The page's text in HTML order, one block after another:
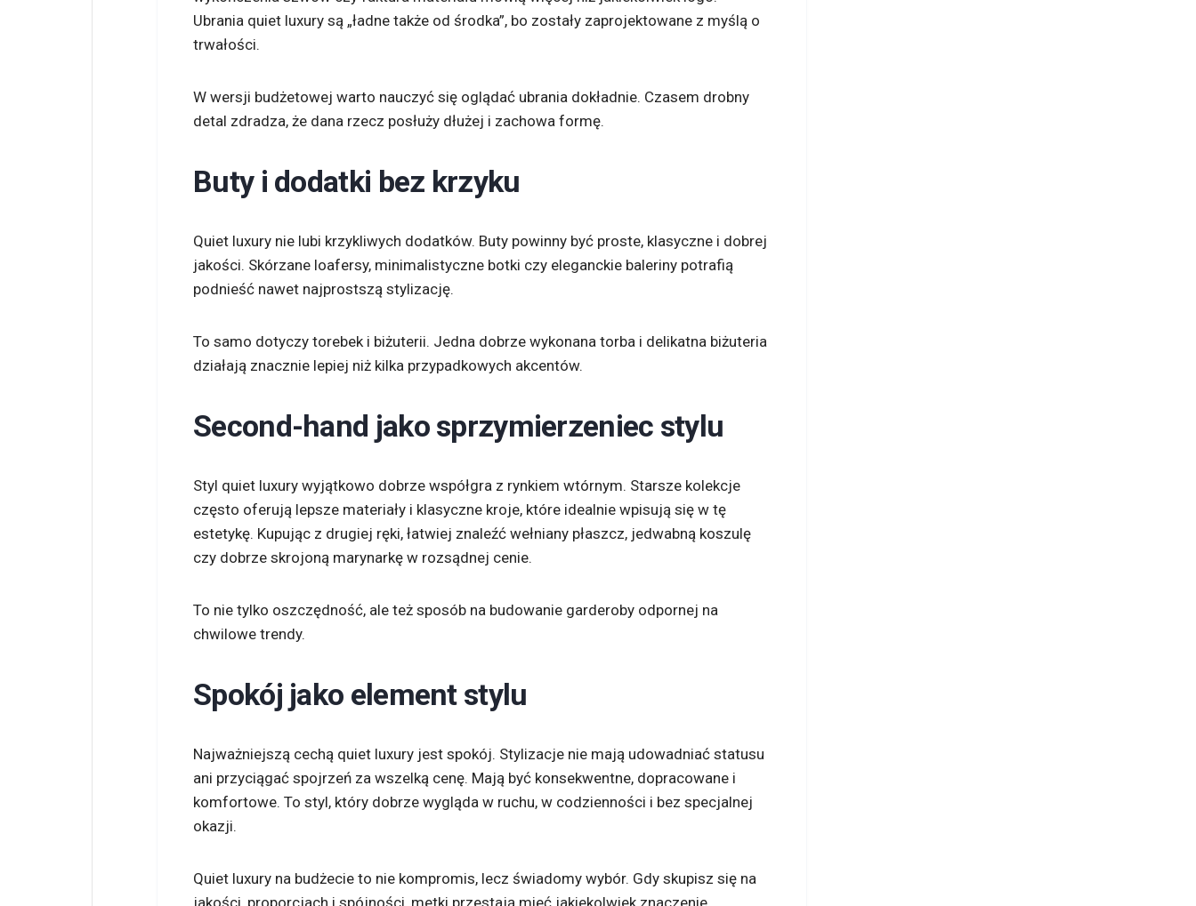
Ubrania quiet luxury są „ładne także od środka”, bo zostały zaprojektowane z myślą o
trwałości.
W wersji budżetowej warto nauczyć się oglądać ubrania dokładnie. Czasem drobny
detal zdradza, że dana rzecz posłuży dłużej i zachowa formę.
Buty i dodatki bez krzyku
Quiet luxury nie lubi krzykliwych dodatków. Buty powinny być proste, klasyczne i dobrej
jakości. Skórzane loafersy, minimalistyczne botki czy eleganckie baleriny potrafią
podnieść nawet najprostszą stylizację.
To samo dotyczy torebek i biżuterii. Jedna dobrze wykonana torba i delikatna biżuteria
działają znacznie lepiej niż kilka przypadkowych akcentów.
Second-hand jako sprzymierzeniec stylu
Styl quiet luxury wyjątkowo dobrze współgra z rynkiem wtórnym. Starsze kolekcje
często oferują lepsze materiały i klasyczne kroje, które idealnie wpisują się w tę
estetykę. Kupując z drugiej ręki, łatwiej znaleźć wełniany płaszcz, jedwabną koszulę
czy dobrze skrojoną marynarkę w rozsądnej cenie.
To nie tylko oszczędność, ale też sposób na budowanie garderoby odpornej na
chwilowe trendy.
Spokój jako element stylu
Najważniejszą cechą quiet luxury jest spokój. Stylizacje nie mają udowadniać statusu
ani przyciągać spojrzeń za wszelką cenę. Mają być konsekwentne, dopracowane i
komfortowe. To styl, który dobrze wygląda w ruchu, w codzienności i bez specjalnej
okazji.
Quiet luxury na budżecie to nie kompromis, lecz świadomy wybór. Gdy skupisz się na
jakości, proporcjach i spójności, metki przestają mieć jakiekolwiek znaczenie.